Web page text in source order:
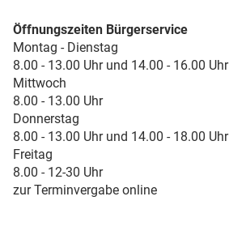
Öffnungszeiten Bürgerservice
Montag - Dienstag
8.00 - 13.00 Uhr und 14.00 - 16.00 Uhr
Mittwoch
8.00 - 13.00 Uhr
Donnerstag
8.00 - 13.00 Uhr und 14.00 - 18.00 Uhr
Freitag
8.00 - 12-30 Uhr
zur Terminvergabe online